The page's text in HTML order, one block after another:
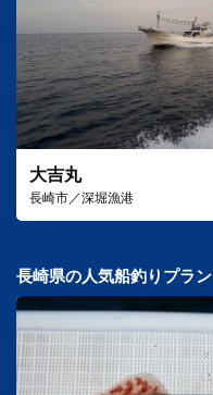
大吉丸
長崎市／深堀漁港
長崎県の人気船釣りプラン